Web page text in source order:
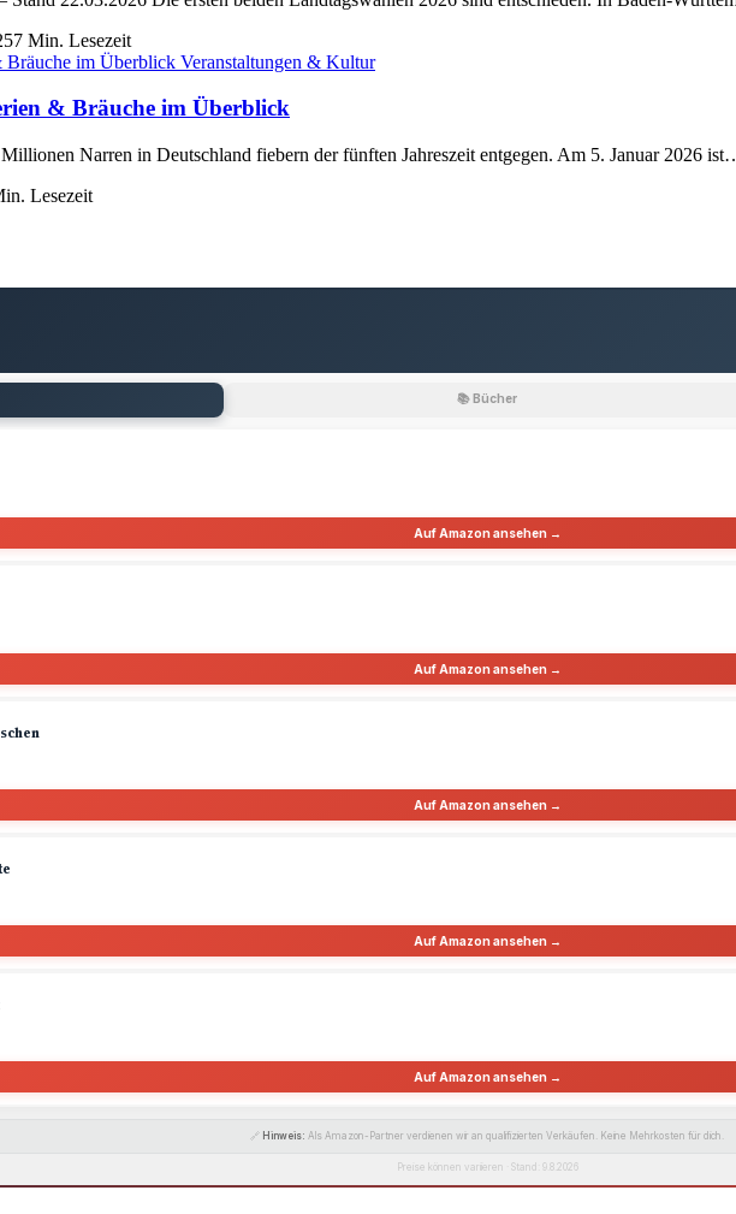
7 Min. Lesezeit
Veranstaltungen & Kultur
& Bräuche im Überblick
Narren in Deutschland fiebern der fünften Jahreszeit entgegen. Am 5. Januar 2026
Lesezeit
📚 Bücher
Auf Amazon ansehen →
Auf Amazon ansehen →
Auf Amazon ansehen →
Auf Amazon ansehen →
Auf Amazon ansehen →
🔗 Hinweis: Als Amazon-Partner verdienen wir an qualifizierten Verkäufen. Keine Mehrkosten für dich.
Preise können variieren · Stand: 9.8.2026